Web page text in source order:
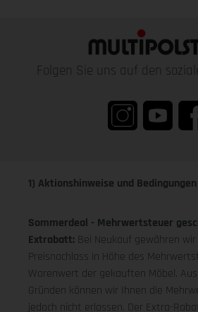
Folgen Sie uns auf den
1) Aktionshinweise und Bedingungen
Sommerdeal - Mehrwertsteuer
Extrabatt: Bei Neukauf gewähren
Preisnachlass in Höhe des
Warenwert der gekauften Möbel.
Gründen können wir Ihnen die
jedoch nicht erlassen. Der Extra-